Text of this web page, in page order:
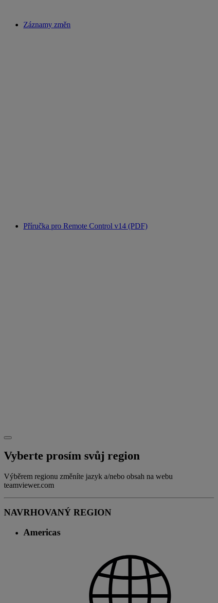
Záznamy změn
Příručka pro Remote Control v14 (PDF)
Vyberte prosím svůj region
Výběrem regionu změníte jazyk a/nebo obsah na webu
teamviewer.com
NAVRHOVANÝ REGION
Americas